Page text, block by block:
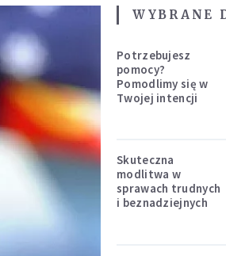
WYBRANE
Potrzebujesz
pomocy?
Pomodlimy się w
Twojej intencji
Skuteczna
modlitwa w
sprawach trudnych
i beznadziejnych